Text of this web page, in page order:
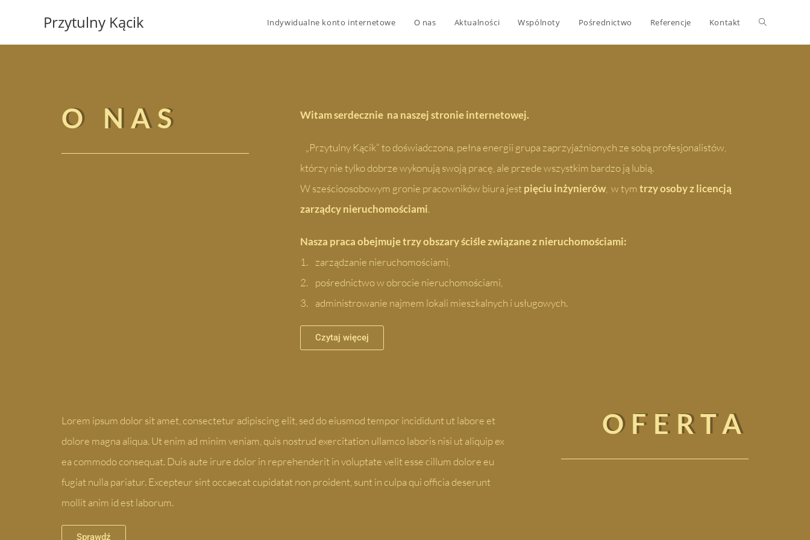
Przytulny Kącik Indywidualne konto internetowe O nas Aktualności Wspólnoty Pośrednictwo Referencje Kontakt
O NAS Witam serdecznie na naszej stronie internetowej.
„Przytulny Kącik” to doświadczona, pełna energii grupa zaprzyjaźnionych ze sobą profesjonalistów,
którzy nie tylko dobrze wykonują swoją pracę, ale przede wszystkim bardzo ją lubią.
W sześcioosobowym gronie pracowników biura jestpięciu inżynierów, w tymtrzy osoby z licencją
zarządcy nieruchomościami.
Nasza praca obejmuje trzy obszary ściśle związane z nieruchomościami:
1. zarządzanie nieruchomościami,
2. pośrednictwo w obrocie nieruchomościami,
3. administrowanie najmem lokali mieszkalnych i usługowych.
Czytaj więcej
Lorem ipsum dolor sit amet, consectetur adipiscing elit, sed do eiusmod tempor incididunt ut labore et
dolore magna aliqua. Ut enim ad minim veniam, quis nostrud exercitation ullamco laboris nisi ut aliquip ex
ea commodo consequat. Duis aute irure dolor in reprehenderit in voluptate velit esse cillum dolore eu
fugiat nulla pariatur. Excepteur sint occaecat cupidatat non proident, sunt in culpa qui officia deserunt
mollit anim id est laborum.
Sprawdź
OFERTA